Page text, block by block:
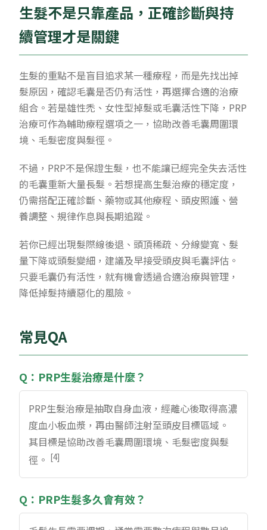
生髮不是只靠產品，正確診斷與持
續管理才是關鍵
生髮的重點不是盲目追求某一種療程，而是先找出掉
髮原因，確認毛囊是否仍有活性，再選擇合適的治療
組合。若是雄性禿、女性型掉髮或毛囊活性下降，PRP
治療可作為輔助療程選項之一，協助改善毛囊周圍環
境、毛髮密度與髮徑。
不過，PRP不是保證生髮，也不能讓已經完全失去活性
的毛囊重新大量長髮。若想提高生髮治療的穩定度，
仍需搭配正確診斷、藥物或其他療程、頭皮照護、營
養調整、規律作息與長期追蹤。
若你已經出現髮際線後退、頭頂稀疏、分線變寬、髮
量下降或頭髮變細，建議及早接受頭皮與毛囊評估。
只要毛囊仍有活性，就有機會透過合適治療與管理，
降低掉髮持續惡化的風險。
常見QA
Q：PRP生髮治療是什麼？
PRP生髮治療是抽取自身血液，經離心後取得高濃
度血小板血漿，再由醫師注射至頭皮目標區域。
其目標是協助改善毛囊周圍環境、毛髮密度與髮
徑。 [4]
Q：PRP生髮多久會有效？